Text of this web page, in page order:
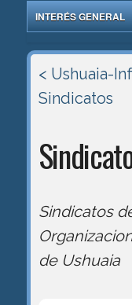
INTERÉS GENERAL
< Ushuaia-
Sindicatos
Sindicatos
de Ushuaia